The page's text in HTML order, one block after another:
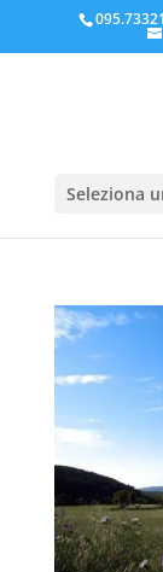
Seleziona